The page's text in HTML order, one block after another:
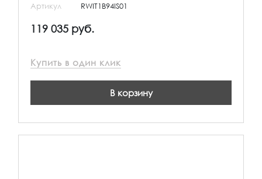
Артикул
RWIT1B94IS01
119 035 руб.
Купить в один клик
В корзину